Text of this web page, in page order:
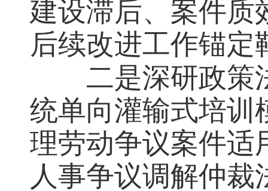
建设滞后、案件质
后续改进工作锚定
二是深研政策
统单向灌输式培训
理劳动争议案件适
人事争议调解仲